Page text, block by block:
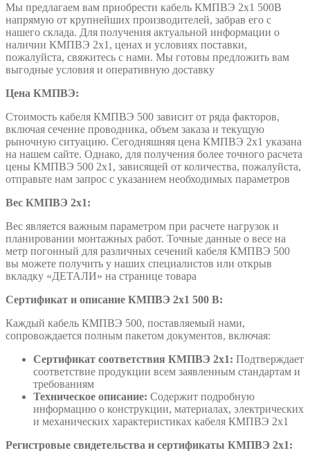
Мы предлагаем вам приобрести кабель КМПВЭ 2х1 500В
напрямую от крупнейших производителей, забрав его с
нашего склада. Для получения актуальной информации о
наличии КМПВЭ 2х1, ценах и условиях поставки,
пожалуйста, свяжитесь с нами. Мы готовы предложить вам
выгодные условия и оперативную доставку
Цена КМПВЭ:
Стоимость кабеля КМПВЭ 500 зависит от ряда факторов,
включая сечение проводника, объем заказа и текущую
рыночную ситуацию. Сегодняшняя цена КМПВЭ 2х1 указана
на нашем сайте. Однако, для получения более точного расчета
цены КМПВЭ 500 2х1, зависящей от количества, пожалуйста,
отправьте нам запрос с указанием необходимых параметров
Вес КМПВЭ 2х1:
Вес является важным параметром при расчете нагрузок и
планировании монтажных работ. Точные данные о весе на
метр погонный для различных сечений кабеля КМПВЭ 500
вы можете получить у наших специалистов или открыв
вкладку «ДЕТАЛИ» на странице товара
Сертификат и описание КМПВЭ 2х1 500 В:
Каждый кабель КМПВЭ 500, поставляемый нами,
сопровождается полным пакетом документов, включая:
Сертификат соответствия КМПВЭ 2х1: Подтверждает
соответствие продукции всем заявленным стандартам и
требованиям
Техническое описание: Содержит подробную
информацию о конструкции, материалах, электрических
и механических характеристиках кабеля КМПВЭ 2х1
Регистровые свидетельства и сертификаты КМПВЭ 2х1: